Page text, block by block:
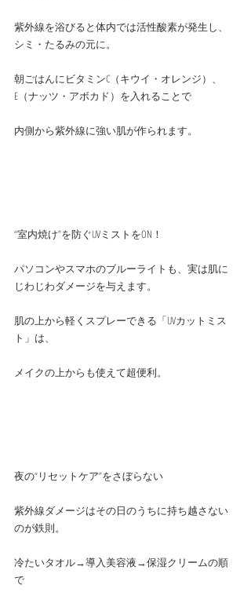
紫外線を浴びると体内では活性酸素が発生し、
シミ・たるみの元に。
朝ごはんにビタミンC（キウイ・オレンジ）、
E（ナッツ・アボカド）を入れることで
内側から紫外線に強い肌が作られます。
“室内焼け”を防ぐUVミストをON！
パソコンやスマホのブルーライトも、実は肌に
じわじわダメージを与えます。
肌の上から軽くスプレーできる「UVカットミス
ト」は、
メイクの上からも使えて超便利。
夜の“リセットケア”をさぼらない
紫外線ダメージはその日のうちに持ち越さない
のが鉄則。
冷たいタオル→導入美容液→保湿クリームの順
で